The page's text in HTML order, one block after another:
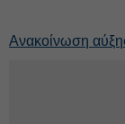
Ανακοίνωση